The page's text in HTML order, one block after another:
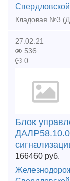
27.02.21
536
0
Блок
166460 руб.